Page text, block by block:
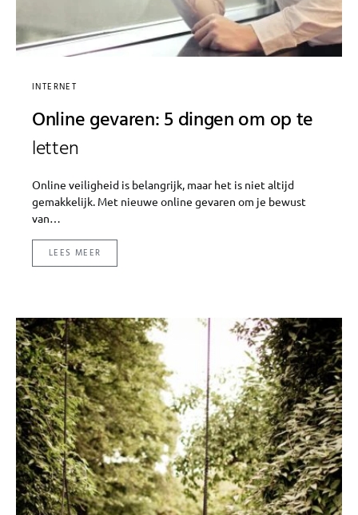
INTERNET
Online gevaren: 5 dingen om op te
letten
Online veiligheid is belangrijk, maar het is niet altijd
gemakkelijk. Met nieuwe online gevaren om je bewust
van…
LEES MEER